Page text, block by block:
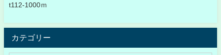
t112-1000ｍ
カテゴリー